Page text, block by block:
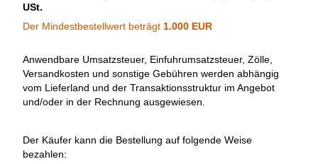
USt.
Der Mindestbestellwert beträgt 1.000 EUR
Anwendbare Umsatzsteuer, Einfuhrumsatzsteuer, Zölle,
Versandkosten und sonstige Gebühren werden abhängig
vom Lieferland und der Transaktionsstruktur im Angebot
und/oder in der Rechnung ausgewiesen.
Der Käufer kann die Bestellung auf folgende Weise
bezahlen: